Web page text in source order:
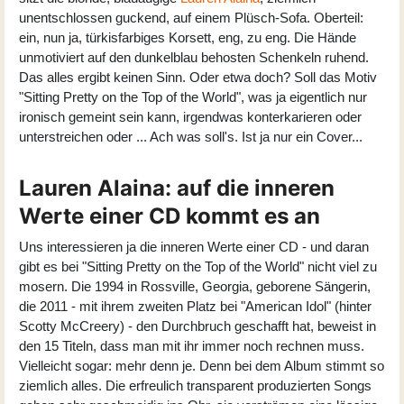
unentschlossen guckend, auf einem Plüsch-Sofa. Oberteil:
ein, nun ja, türkisfarbiges Korsett, eng, zu eng. Die Hände
unmotiviert auf den dunkelblau behosten Schenkeln ruhend.
Das alles ergibt keinen Sinn. Oder etwa doch? Soll das Motiv
"Sitting Pretty on the Top of the World", was ja eigentlich nur
ironisch gemeint sein kann, irgendwas konterkarieren oder
unterstreichen oder ... Ach was soll's. Ist ja nur ein Cover...
Lauren Alaina: auf die inneren
Werte einer CD kommt es an
Uns interessieren ja die inneren Werte einer CD - und daran
gibt es bei "Sitting Pretty on the Top of the World" nicht viel zu
mosern. Die 1994 in Rossville, Georgia, geborene Sängerin,
die 2011 - mit ihrem zweiten Platz bei "American Idol" (hinter
Scotty McCreery) - den Durchbruch geschafft hat, beweist in
den 15 Titeln, dass man mit ihr immer noch rechnen muss.
Vielleicht sogar: mehr denn je. Denn bei dem Album stimmt so
ziemlich alles. Die erfreulich transparent produzierten Songs